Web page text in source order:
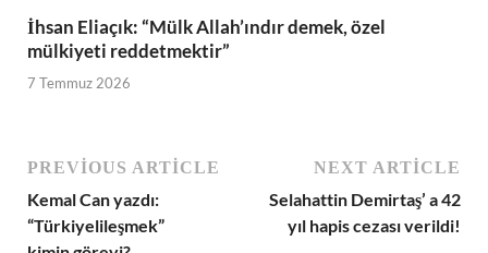
İhsan Eliaçık: “Mülk Allah’ındır demek, özel
mülkiyeti reddetmektir”
7 Temmuz 2026
PREVIOUS ARTICLE
Kemal Can yazdı:
“Türkiyelileşmek”
NEXT ARTICLE
Selahattin Demirtaş’ a 42
yıl hapis cezası verildi!